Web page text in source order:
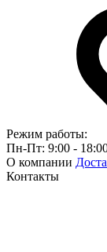
Режим работы:
Пн-Пт: 9:00 -
О компании
Контакты